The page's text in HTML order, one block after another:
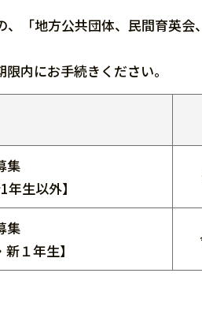
「地方公共団体、民間育英会
内にお手続きください。
集
生以外】
集
１年生】